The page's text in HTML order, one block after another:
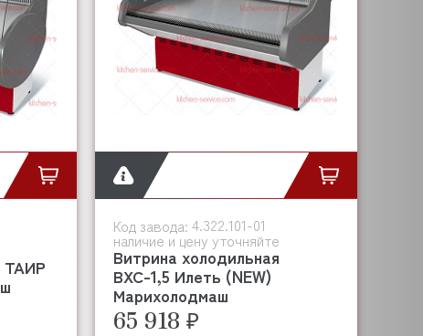
ТАИР
Код завода:4.322.101-01
наличие и цену уточняйте
Витрина холодильная
ВХС-1,5 Илеть (NEW)
Марихолодмаш
65 918 ₽